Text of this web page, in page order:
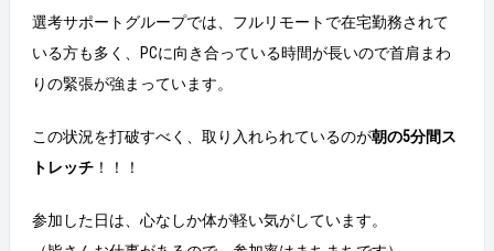
選考サポートグループでは、フルリモートで在宅勤務されて
いる方も多く、PCに向き合っている時間が長いので首肩まわ
りの緊張が強まっています。
この状況を打破すべく、取り入れられているのが朝の5分間ス
トレッチ ！！！
参加した日は、心なしか体が軽い気がしています。